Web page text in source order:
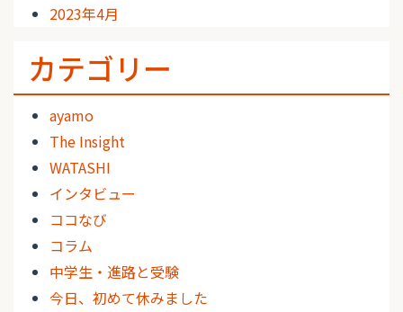
2023年4月
カテゴリー
ayamo
The Insight
WATASHI
インタビュー
ココなび
コラム
中学生・進路と受験
今日、初めて休みました